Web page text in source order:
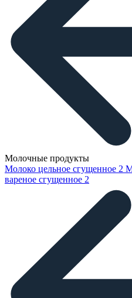
Молочные продукты
Молоко цельное сгущенное 2
вареное сгущенное 2